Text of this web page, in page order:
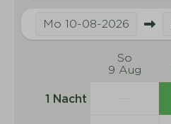
Mo 10-08-2026
So
9 Aug
1 Nacht